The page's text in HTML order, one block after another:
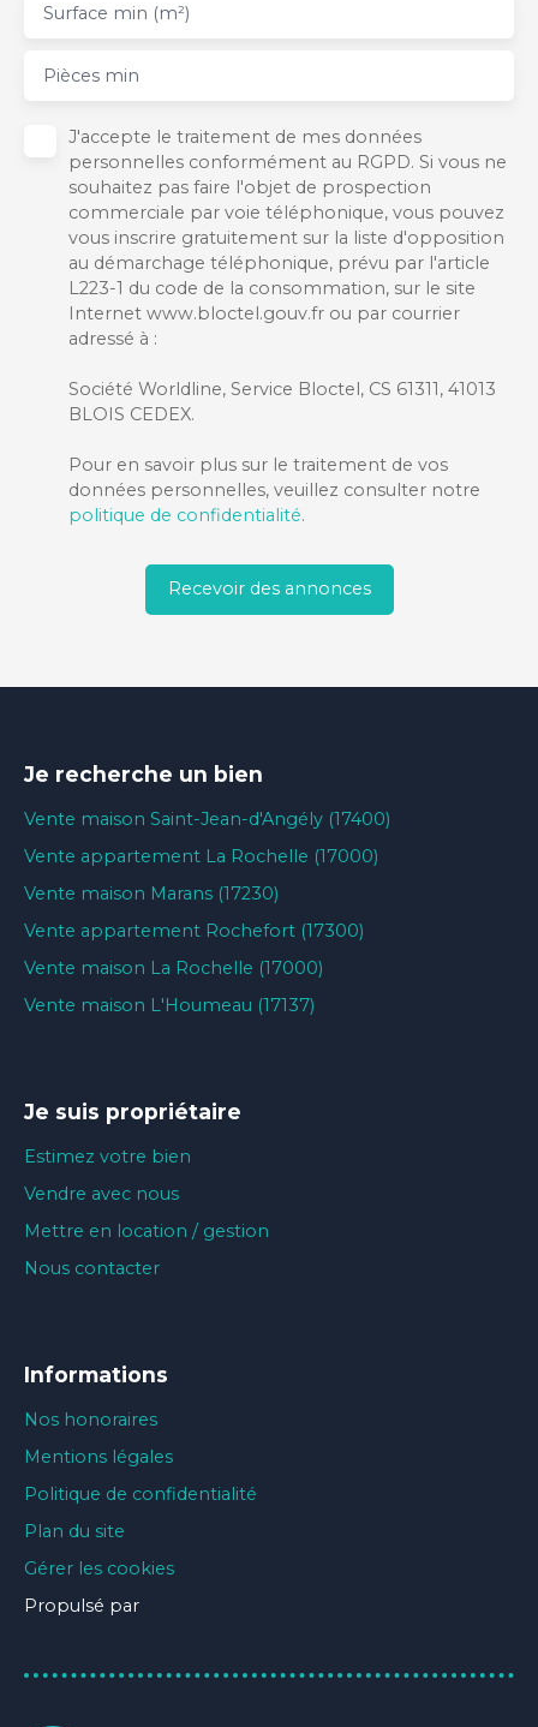
Surface min (m²)
Pièces min
J'accepte le traitement de mes données
personnelles conformément au RGPD. Si vous ne
souhaitez pas faire l'objet de prospection
commerciale par voie téléphonique, vous pouvez
vous inscrire gratuitement sur la liste d'opposition
au démarchage téléphonique, prévu par l'article
L223-1 du code de la consommation, sur le site
Internet www.bloctel.gouv.fr ou par courrier
adressé à :
Société Worldline, Service Bloctel, CS 61311, 41013
BLOIS CEDEX.
Pour en savoir plus sur le traitement de vos
données personnelles, veuillez consulter notre
politique de confidentialité.
Recevoir des annonces
Je recherche un bien
Vente maison Saint-Jean-d'Angély (17400)
Vente appartement La Rochelle (17000)
Vente maison Marans (17230)
Vente appartement Rochefort (17300)
Vente maison La Rochelle (17000)
Vente maison L'Houmeau (17137)
Je suis propriétaire
Estimez votre bien
Vendre avec nous
Mettre en location / gestion
Nous contacter
Informations
Nos honoraires
Mentions légales
Politique de confidentialité
Plan du site
Gérer les cookies
Propulsé par